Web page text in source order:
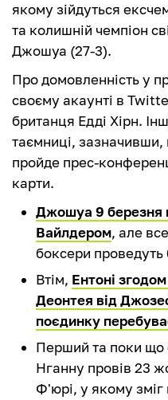
якому зійдуться
та колишній чемпіон
Джошуа (27-3).
Про домовленність у
своєму акаунті в
британця Едді Хірн.
таємниці, зазначивши,
пройде прес-
карти.
Джошуа 9 березня
Вайлдером, але
боксери проведуть
Втім, Ентоні
Деонтея від
поєдинку
Перший та поки що
Нганну провів 23
Ф'юрі, у якому зміг